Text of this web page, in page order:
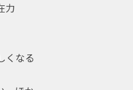
力
くなる